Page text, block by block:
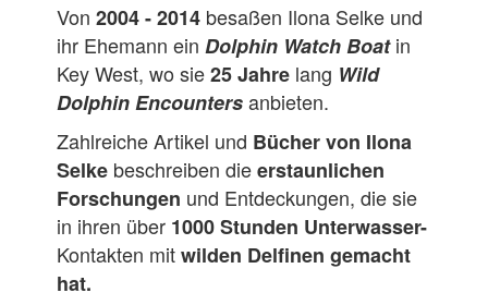
Von 2004 - 2014 besaßen Ilona Selke und
ihr Ehemann ein Dolphin Watch Boatin
Key West, wo sie25 Jahre lang Wild
Dolphin Encountersanbieten.
Zahlreiche Artikel und Bücher von Ilona
Selke beschreiben dieerstaunlichen
Forschungen und Entdeckungen, die sie
in ihren über 1000 Stunden Unterwasser-
Kontakten mitwilden Delfinen gemacht
hat.